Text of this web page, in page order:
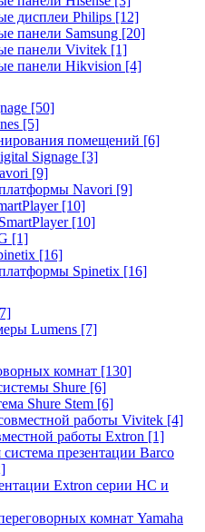
дисплеи Philips [12]
панели Samsung [20]
панели Vivitek [1]
панели Hikvision [4]
[50]
[5]
помещений [6]
Signage [3]
[9]
Navori [9]
[10]
[10]
[1]
[16]
Spinetix [16]
Lumens [7]
комнат [130]
Shure [6]
Shure Stem [6]
работы Vivitek [4]
работы Extron [1]
презентации Barco
Extron серии HC и
комнат Yamaha